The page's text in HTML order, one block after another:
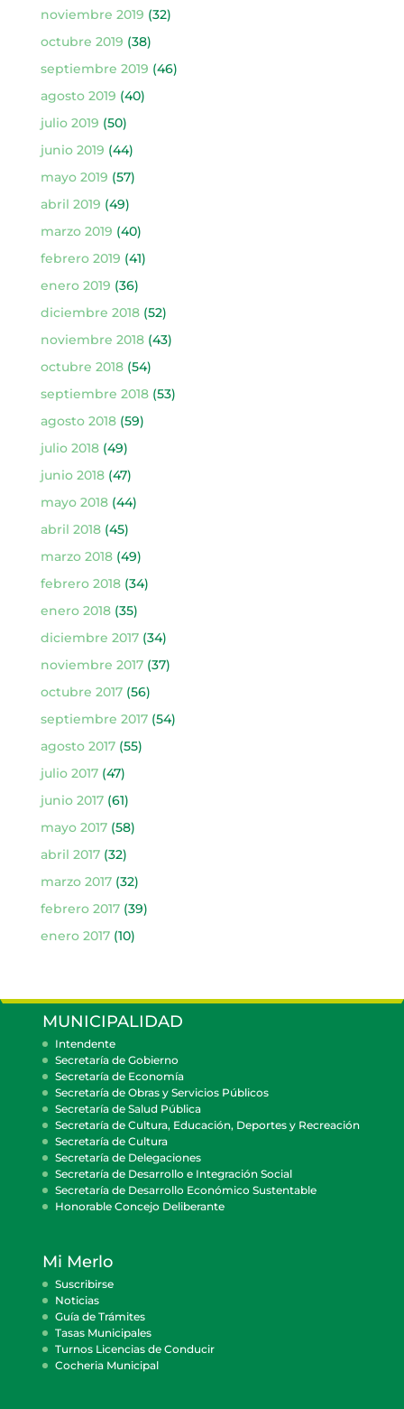
noviembre 2019 (32)
octubre 2019 (38)
septiembre 2019 (46)
agosto 2019 (40)
julio 2019 (50)
junio 2019 (44)
mayo 2019 (57)
abril 2019 (49)
marzo 2019 (40)
febrero 2019 (41)
enero 2019 (36)
diciembre 2018(52)
noviembre 2018(43)
octubre 2018(54)
septiembre 2018(53)
agosto 2018(59)
julio 2018(49)
junio 2018(47)
mayo 2018(44)
abril 2018(45)
marzo 2018(49)
febrero 2018(34)
enero 2018(35)
diciembre 2017(34)
noviembre 2017(37)
octubre 2017(56)
septiembre 2017(54)
agosto 2017(55)
julio 2017(47)
junio 2017(61)
mayo 2017(58)
abril 2017(32)
marzo 2017(32)
febrero 2017(39)
enero 2017(10)
MUNICIPALIDAD
Intendente
Secretaría de Gobierno
Secretaría de Economía
Secretaría de Obras y Servicios Públicos
Secretaría de Salud Pública
Secretaría de Cultura, Educación, Deportes y Recreación
Secretaría de Cultura
Secretaría de Delegaciones
Secretaría de Desarrollo e Integración Social
Secretaría de Desarrollo Económico Sustentable
Honorable Concejo Deliberante
Mi Merlo
Suscribirse
Noticias
Guía de Trámites
Tasas Municipales
Turnos Licencias de Conducir
Cocheria Municipal